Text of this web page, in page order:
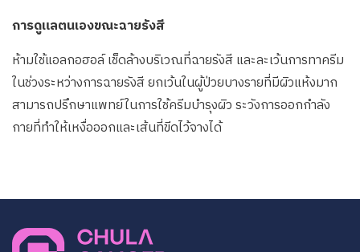
การดูแลตนเองขณะฉายรังสี
ห้ามใช้แอลกอฮอล์ เช็ดล้างบริเวณที่ฉายรังสี และละเว้นการทาครีม
ในช่วงระหว่างการฉายรังสี ยกเว้นในผู้ป่วยบางรายที่มีผิวแห้งมาก
สามารถปรึกษาแพทย์ในการใช้ครีมบำรุงผิว ระวังการออกกำลัง
กายที่ทำให้เหงื่อออกและเส้นที่ขีดไว้จางได้